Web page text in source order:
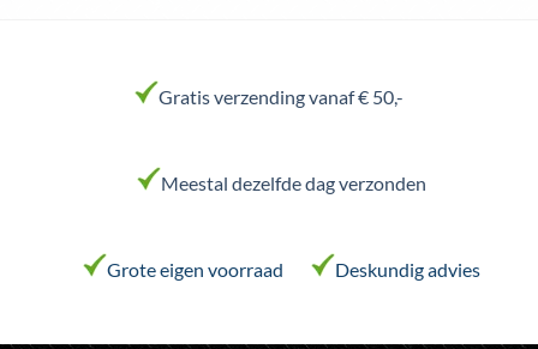
optie
worden
Gratis verzending vanaf € 50,-
Meestal dezelfde dag verzonden
Grote eigen voorraad Deskundig advies